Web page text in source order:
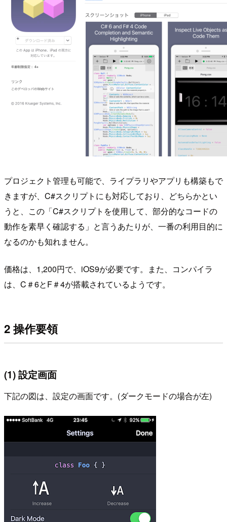
プロジェクト管理も可能で、ライプラリやアプリも構築もで
きますが、C#スクリプトにも対応しており、どちらかとい
うと、この「C#スクリプトを使用して、部分的なコードの
動作を素早く確認する」と言うあたりが、一番の利用目的に
なるのかも知れません。
価格は、1,200円で、iOS9が必要です。また、コンパイラ
は、C＃6とF＃4が搭載されているようです。
2 操作要領
(1) 設定画面
下記の図は、設定の画面です。(ダークモードの場合が左)